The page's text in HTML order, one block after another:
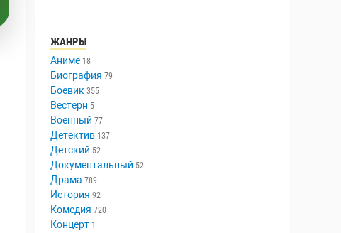
ЖАНРЫ
Аниме 18
Биография 79
Боевик 355
Вестерн 5
Военный 77
Детектив 137
Детский 52
Документальный 52
Драма 789
История 92
Комедия 720
Концерт 1